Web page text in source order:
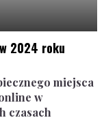
2024 roku
miejsca
w
czasach